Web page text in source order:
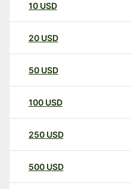
10 USD
20 USD
50 USD
100 USD
250 USD
500 USD